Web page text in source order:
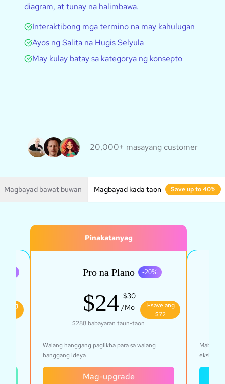
diagram, at tunay na halimbawa.
Interaktibong mga termino na may kahulugan
Ayos ng Salita na Hugis Selyula
May kulay batay sa kategorya ng konsepto
20,000+ masayang customer
Magbayad bawat buwan Magbayad kada taon Save up to 40%
ang
Pinakatanyag
Pro na Plano -20%
$24 $30
/Mo
I-save ang
$72
$288 babayaran taun-taon
Walang hanggang paglikha para sa walang
hanggang ideya
Mag-upgrade
Mabilis,